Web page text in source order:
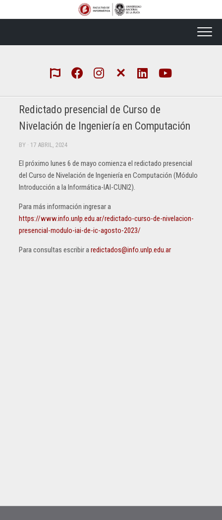
Redictado presencial de Curso de
Nivelación de Ingeniería en Computación
BY · 17 ABRIL, 2024
El próximo lunes 6 de mayo comienza el redictado presencial
del Curso de Nivelación de Ingeniería en Computación (Módulo
Introducción a la Informática-IAI-CUNI2).
Para más información ingresar a
https://www.info.unlp.edu.ar/redictado-curso-de-nivelacion-
presencial-modulo-iai-de-ic-agosto-2023/
Para consultas escribir aredictados@info.unlp.edu.ar